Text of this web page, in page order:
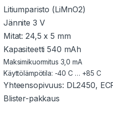
Litiumparisto (LiMnO2)
Jännite 3 V
Mitat: 24,5 x 5 mm
Kapasiteetti 540 mAh
Maksimikuormitus 3,0 mA
Käyttölämpötila: -40 C … +85 C
Yhteensopivuus: DL2450,
Blister-pakkaus